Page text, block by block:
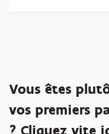
Vous êtes
vos premiers
? Cliquez vite